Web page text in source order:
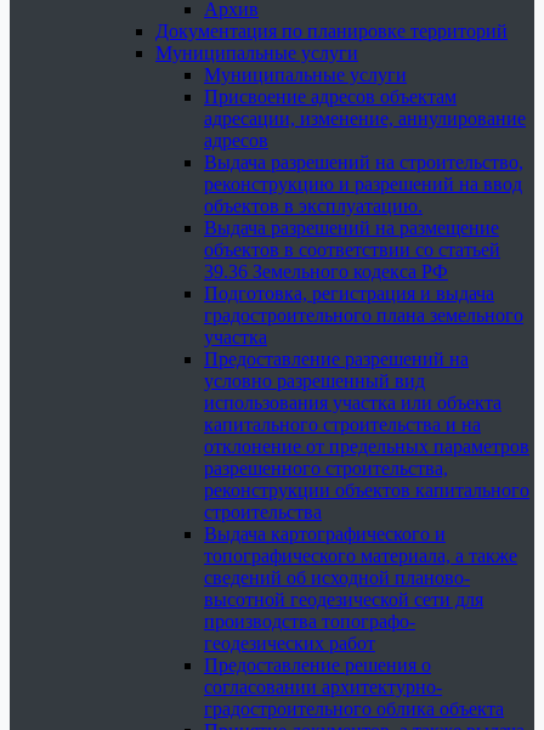
Архив
Документация по планировке территорий
Муниципальные услуги
Муниципальные услуги
Присвоение адресов объектам
адресации, изменение, аннулирование
адресов
Выдача разрешений на строительство,
реконструкцию и разрешений на ввод
объектов в эксплуатацию.
Выдача разрешений на размещение
объектов в соответствии со статьей
39.36 Земельного кодекса РФ
Подготовка, регистрация и выдача
градостроительного плана земельного
участка
Предоставление разрешений на
условно разрешенный вид
использования участка или объекта
капитального строительства и на
отклонение от предельных параметров
разрешенного строительства,
реконструкции объектов капитального
строительства
Выдача картографического и
топографического материала, а также
сведений об исходной планово-
высотной геодезической сети для
производства топографо-
геодезических работ
Предоставление решения о
согласовании архитектурно-
градостроительного облика объекта